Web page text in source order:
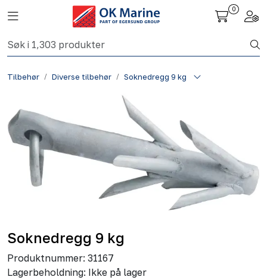
Skip to main content
Toggle navigation
0
Tilbehør Diverse tilbehør Soknedregg 9 kg
Soknedregg 9 kg
Produktnummer: 31167
Lagerbeholdning: Ikke på lager
Fiskeri nettbutikk
Havbruk
Aktuelt
Om oss
Kontakt